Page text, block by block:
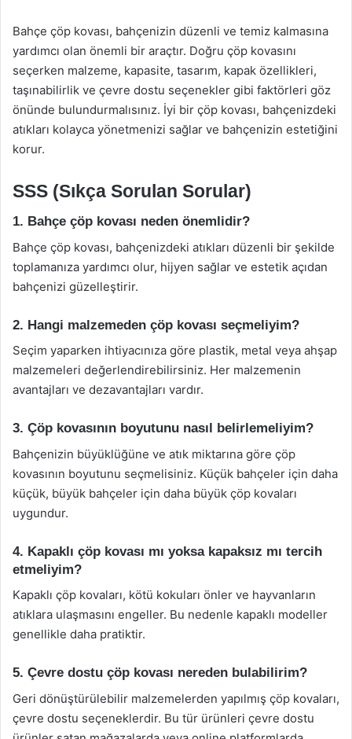
Bahçe çöp kovası, bahçenizin düzenli ve temiz kalmasına
yardımcı olan önemli bir araçtır. Doğru çöp kovasını
seçerken malzeme, kapasite, tasarım, kapak özellikleri,
taşınabilirlik ve çevre dostu seçenekler gibi faktörleri göz
önünde bulundurmalısınız. İyi bir çöp kovası, bahçenizdeki
atıkları kolayca yönetmenizi sağlar ve bahçenizin estetiğini
korur.
SSS (Sıkça Sorulan Sorular)
1. Bahçe çöp kovası neden önemlidir?
Bahçe çöp kovası, bahçenizdeki atıkları düzenli bir şekilde
toplamanıza yardımcı olur, hijyen sağlar ve estetik açıdan
bahçenizi güzelleştirir.
2. Hangi malzemeden çöp kovası seçmeliyim?
Seçim yaparken ihtiyacınıza göre plastik, metal veya ahşap
malzemeleri değerlendirebilirsiniz. Her malzemenin
avantajları ve dezavantajları vardır.
3. Çöp kovasının boyutunu nasıl belirlemeliyim?
Bahçenizin büyüklüğüne ve atık miktarına göre çöp
kovasının boyutunu seçmelisiniz. Küçük bahçeler için daha
küçük, büyük bahçeler için daha büyük çöp kovaları
uygundur.
4. Kapaklı çöp kovası mı yoksa kapaksız mı tercih
etmeliyim?
Kapaklı çöp kovaları, kötü kokuları önler ve hayvanların
atıklara ulaşmasını engeller. Bu nedenle kapaklı modeller
genellikle daha pratiktir.
5. Çevre dostu çöp kovası nereden bulabilirim?
Geri dönüştürülebilir malzemelerden yapılmış çöp kovaları,
çevre dostu seçeneklerdir. Bu tür ürünleri çevre dostu